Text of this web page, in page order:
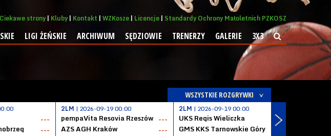
Ciekawe strony Kluby Kontakt WZKosze Licencje Standardy Ochrony Małoletnich PZKOSZ
LIGI ŻEŃSKIE ARCHIWUM SĘDZIOWIE TRENERZY GALERIE 3X3
WSZYSTKIE ROZGRYWKI
---
---
2LM | 2026-09-19 00:00
pempaVita Resovia Rzeszów ---
AZS AGH Kraków
---
2LM | 2026-09-19 00:00
UKS Regis Wieliczka
---
GMS KKS Tarnowskie Góry